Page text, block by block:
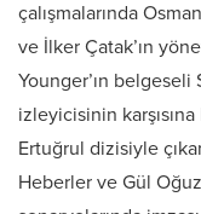
çalışmalarında
ve İlker Çatak’ın
Younger’ın
izleyicisinin
Ertuğrul dizisiyle
Heberler ve Gül